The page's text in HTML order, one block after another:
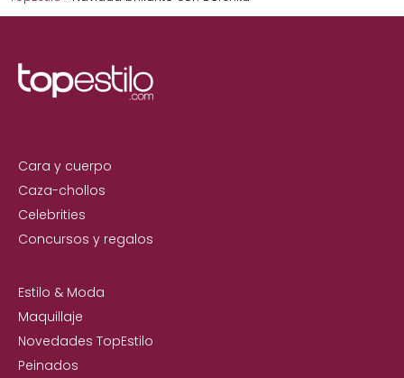
Cara y cuerpo
Caza-chollos
Celebrities
Concursos y regalos
Estilo & Moda
Maquillaje
Novedades TopEstilo
Peinados